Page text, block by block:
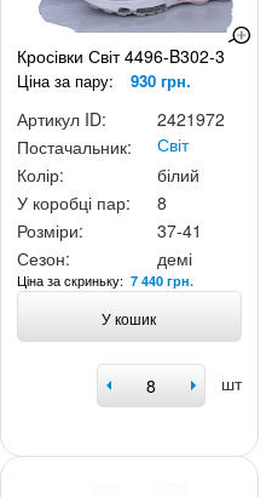
Кросівки Світ 4496-B302-3
Ціна за пару: 930 грн.
Артикул ID:
2421972
Постачальник:
Світ
Колір:
білий
У коробці пар:
8
Розміри:
37-41
Сезон:
демі
Ціна за скриньку:7 440 грн.
У кошик
шт